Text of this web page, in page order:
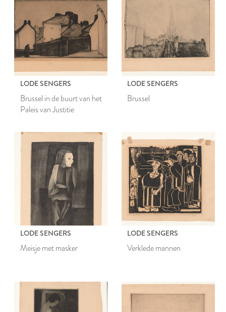
LODE SENGERS
Brussel in de buurt van het
Paleis van Justitie
LODE SENGERS
Brussel
LODE SENGERS
Meisje met masker
LODE SENGERS
Verklede mannen